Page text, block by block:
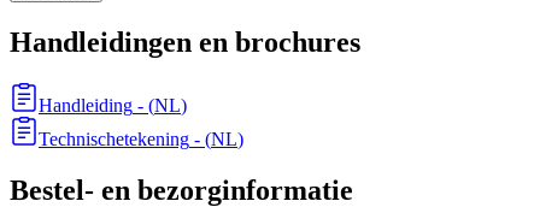
Handleidingen en brochures
Handleiding - (NL)
Technischetekening - (NL)
Bestel- en bezorginformatie